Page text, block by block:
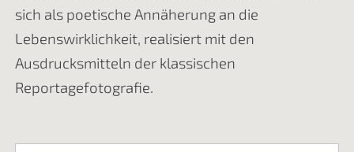
sich als poetische Annäherung an die
Lebenswirklichkeit, realisiert mit den
Ausdrucksmitteln der klassischen
Reportagefotografie.